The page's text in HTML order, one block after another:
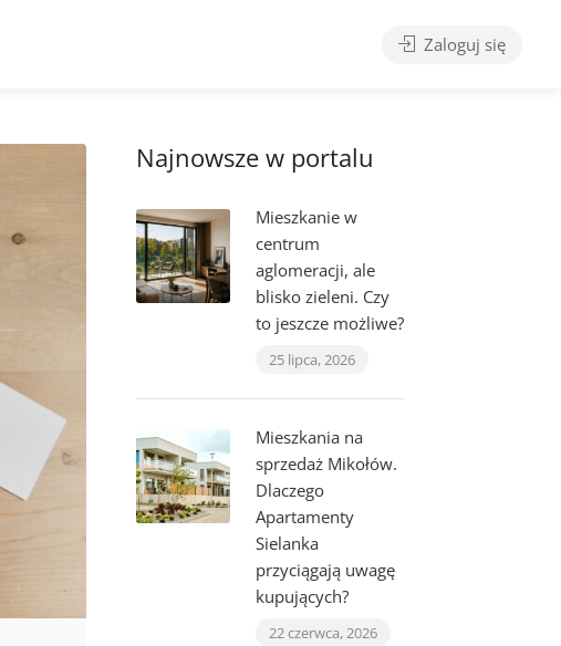
Zaloguj się
Najnowsze w portalu
Mieszkanie w
centrum
aglomeracji, ale
blisko zieleni. Czy
to jeszcze możliwe?
25 lipca, 2026
Mieszkania na
sprzedaż Mikołów.
Dlaczego
Apartamenty
Sielanka
przyciągają uwagę
kupujących?
22 czerwca, 2026